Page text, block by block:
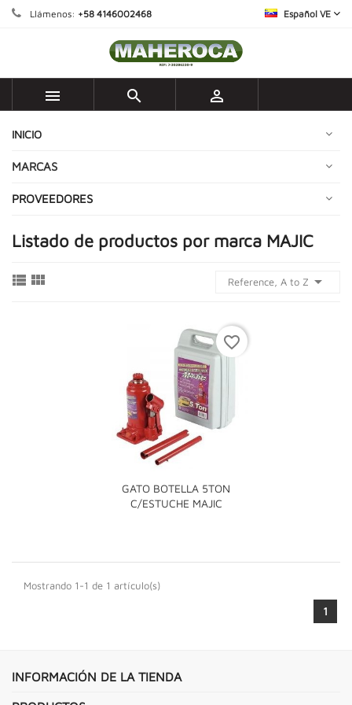
Llámenos: +58 4146002468 Español VE
  
INICIO
MARCAS
PROVEEDORES
Listado de productos por marca MAJIC
  Reference, A to Z 
GATO BOTELLA 5TON
C/ESTUCHE MAJIC
favorite_border
Mostrando 1-1 de 1 artículo(s)
1
INFORMACIÓN DE LA TIENDA